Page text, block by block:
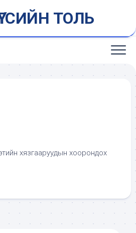
ТОЛЬ
хязгааруудын хоорондох